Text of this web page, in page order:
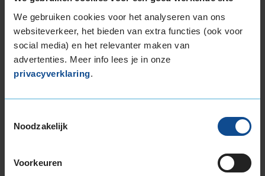
We gebruiken cookies voor het analyseren van ons
websiteverkeer, het bieden van extra functies (ook voor
social media) en het relevanter maken van
advertenties. Meer info lees je in onze
privacyverklaring.
Noodzakelijk
Voorkeuren
9,0 Algemeen
9,0
Geluid
Grip
9,0
Comfort
Band 215/55R16 97V EXTRALOAD
Auto CITROEN C4 Picasso 1.6 THP MPV 4-cil. B